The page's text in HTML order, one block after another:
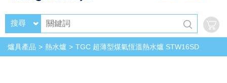
搜尋
爐具產品 熱水爐 TGC 超薄型煤氣恆溫熱水爐 STW16SD